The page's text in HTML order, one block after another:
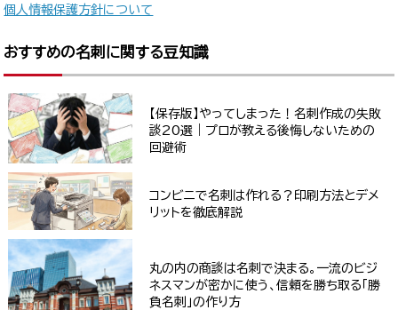
個人情報保護方針について
おすすめの名刺に関する豆知識
【保存版】やってしまった！名刺作成の失敗
談20選｜プロが教える後悔しないための
回避術
コンビニで名刺は作れる？印刷方法とデメ
リットを徹底解説
丸の内の商談は名刺で決まる。一流のビジ
ネスマンが密かに使う、信頼を勝ち取る「勝
負名刺」の作り方